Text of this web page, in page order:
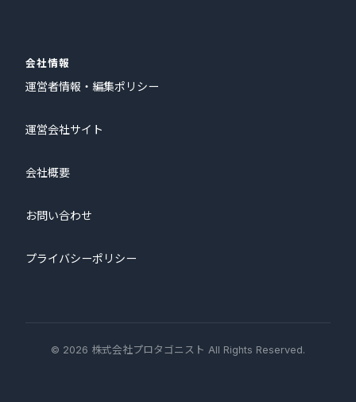
会社情報
運営者情報・編集ポリシー
運営会社サイト
会社概要
お問い合わせ
プライバシーポリシー
© 2026 株式会社プロタゴニスト All Rights Reserved.